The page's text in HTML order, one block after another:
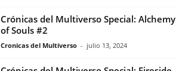
Crónicas del Multiverso Special: Alchemy
of Souls #2
Cronicas del Multiverso - julio 13, 2024